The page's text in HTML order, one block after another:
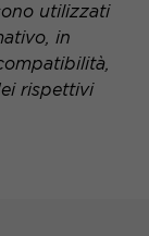
utilizzati
in
rispettivi